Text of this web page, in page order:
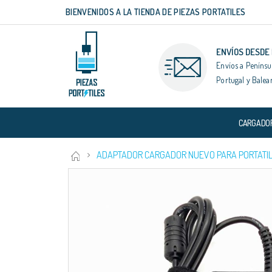
contenido
BIENVENIDOS A LA TIENDA DE PIEZAS PORTATILES
ENVÍOS
Envíos a
Portugal y
ADAPTADOR CARGADOR NUEVO PARA